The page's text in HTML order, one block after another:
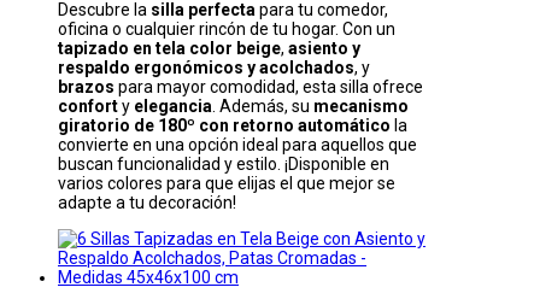
Descubre la silla perfecta para tu comedor,
oficina o cualquier rincón de tu hogar. Con un
tapizado en tela color beige, asiento y
respaldo ergonómicos y acolchados, y
brazos para mayor comodidad, esta silla ofrece
conforty elegancia . Además, su mecanismo
giratorio de 180º con retorno automático la
convierte en una opción ideal para aquellos que
buscan funcionalidad y estilo. ¡Disponible en
varios colores para que elijas el que mejor se
adapte a tu decoración!